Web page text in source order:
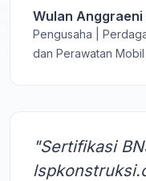
Wulan Anggraeni
Pengusaha |
dan Perawatan
"Sertifikasi